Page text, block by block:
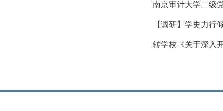
南京审计大学二级
【调研】学史力
转学校《关于深入